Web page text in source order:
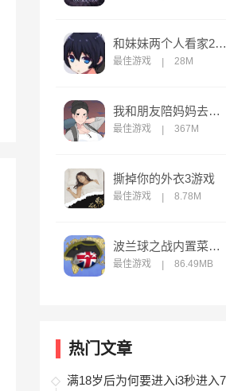
和妹妹两个人看家2中文版
最佳游戏 28M
我和朋友陪妈妈去露营2024汉化版
最佳游戏 367M
撕掉你的外衣3游戏
最佳游戏 8.78M
波兰球之战内置菜单版
最佳游戏 86.49MB
热门文章